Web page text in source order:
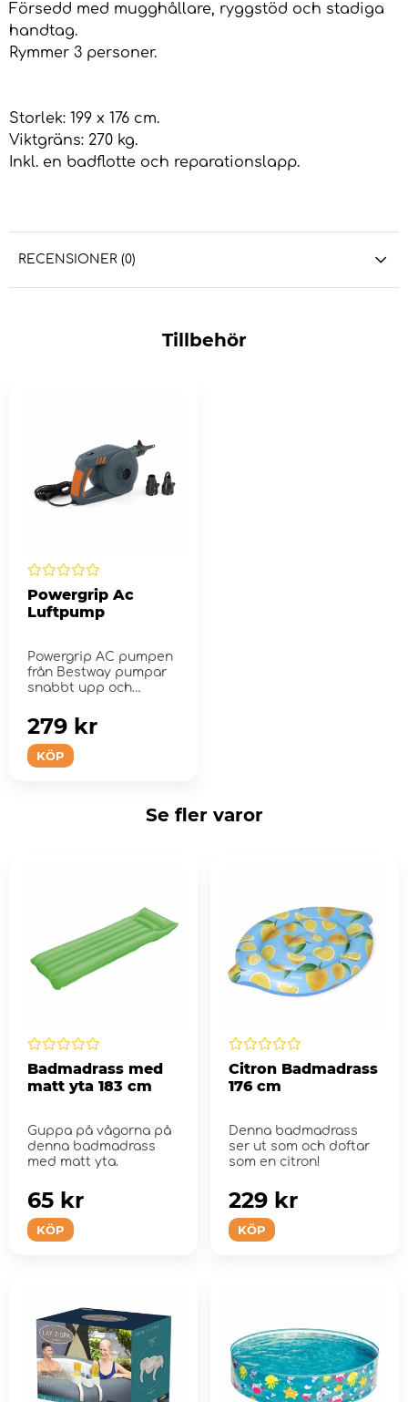
Försedd med mugghållare, ryggstöd och stadiga
handtag.
Rymmer 3 personer.
Storlek: 199 x 176 cm.
Viktgräns: 270 kg.
Inkl. en badflotte och reparationslapp.
RECENSIONER (0)
Tillbehör
Powergrip Ac
Luftpump
Powergrip AC pumpen
från Bestway pumpar
snabbt upp och
KÖP
279 kr
Se fler varor
Badmadrass med
matt yta 183 cm
Guppa på vågorna på
denna badmadrass
med matt yta.
KÖP
65 kr
Citron Badmadrass
176 cm
Denna badmadrass
ser ut som och doftar
som en citron!
KÖP
229 kr